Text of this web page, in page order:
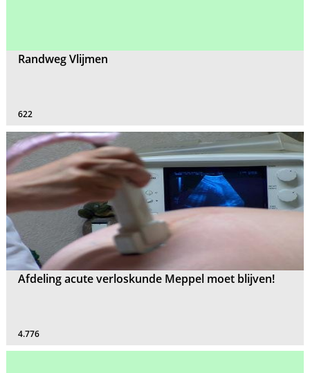
Randweg Vlijmen
622
Afdeling acute verloskunde Meppel moet blijven!
4.776